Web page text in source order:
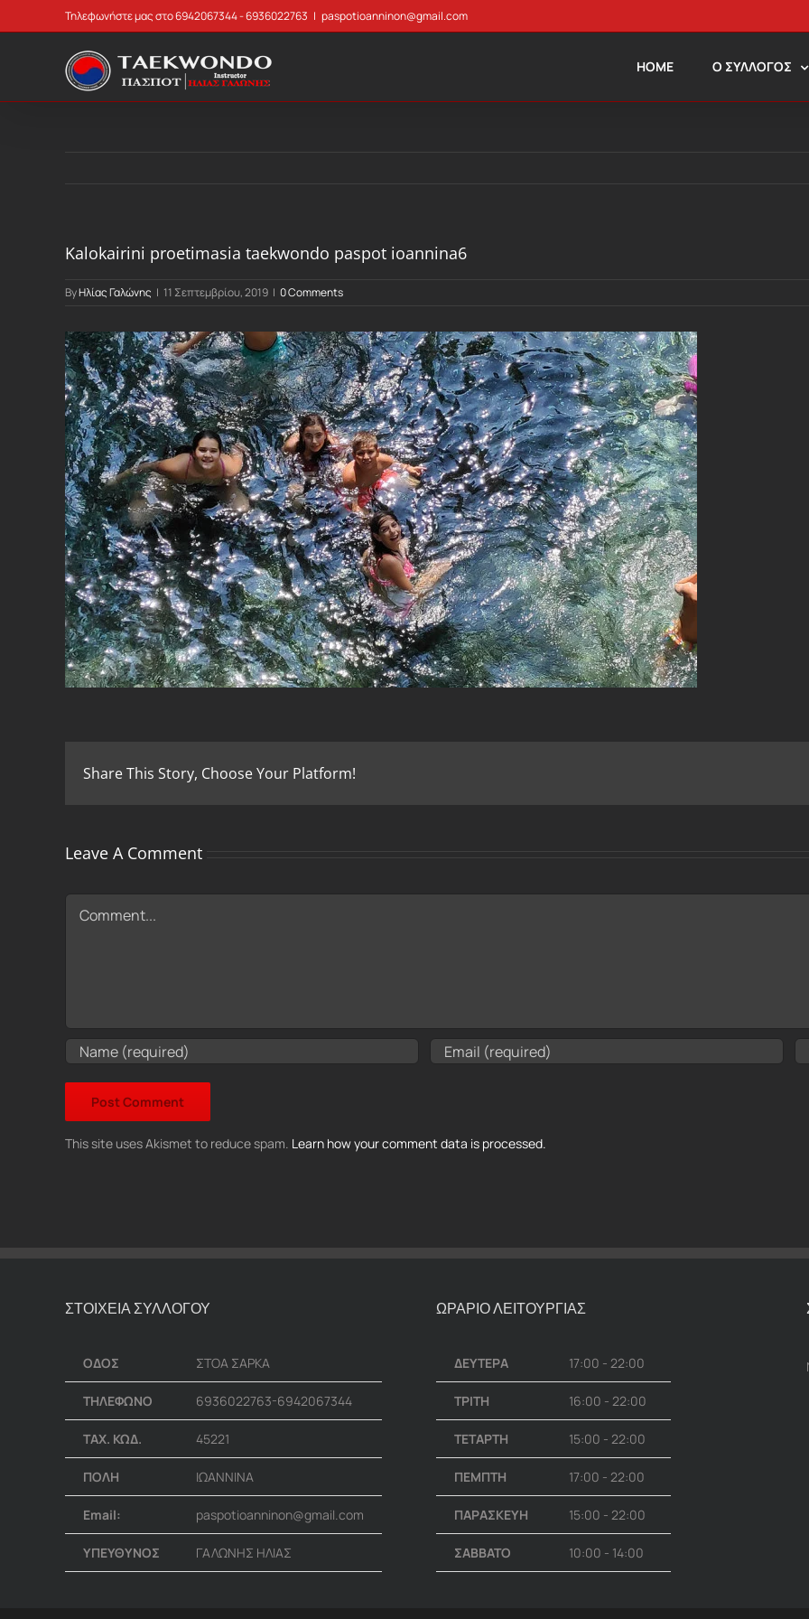
to
Τηλεφωνήστε μας στο 6942067344 - 6936022763 | paspotioanninon@gmail.com
HOME Ο ΣΥΛΛΟΓΟΣ
Kalokairini proetimasia taekwondo paspot ioannina6
ByΗλίας Γαλώνης | 11 Σεπτεμβρίου, 2019 | 0 Comments
Share This Story, Choose Your Platform!
Leave A Comment
Comment
This site uses Akismet to reduce spam. Learn how your comment data is processed.
ΣΤΟΙΧΕΙΑ ΣΥΛΛΟΓΟΥ
ΟΔΟΣ ΣΤΟΑ ΣΑΡΚΑ
ΤΗΛΕΦΩΝΟ 6936022763-6942067344
ΤΑΧ. ΚΩΔ. 45221
ΠΟΛΗ ΙΩΑΝΝΙΝΑ
Email: paspotioanninon@gmail.com
ΥΠΕΥΘΥΝΟΣ ΓΑΛΩΝΗΣ ΗΛΙΑΣ
ΩΡΑΡΙΟ ΛΕΙΤΟΥΡΓΙΑΣ
ΔΕΥΤΕΡΑ 17:00 - 22:00
ΤΡΙΤΗ 16:00 - 22:00
ΤΕΤΑΡΤΗ 15:00 - 22:00
ΠΕΜΠΤΗ 17:00 - 22:00
ΠΑΡΑΣΚΕΥΗ 15:00 - 22:00
ΣΑΒΒΑΤΟ 10:00 - 14:00